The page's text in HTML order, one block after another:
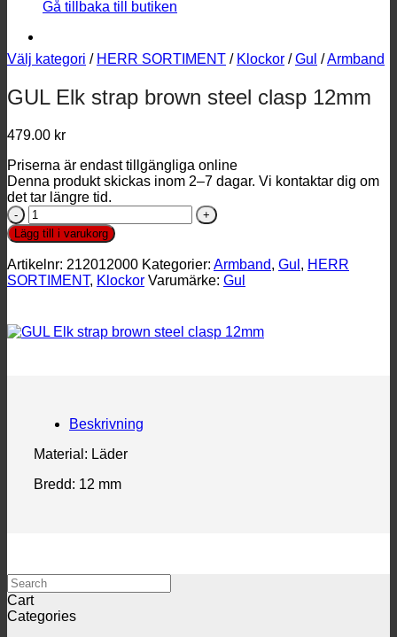
Gå tillbaka till butiken
Välj kategori / HERR SORTIMENT / Klockor / Gul /Armband
GUL Elk strap brown steel clasp 12mm
479.00 kr
Priserna är endast tillgängliga online
Denna produkt skickas inom 2–7 dagar. Vi kontaktar dig om
det tar längre tid.
GUL
Elk
strap
brown
steel
clasp
mängd
Lägg till i varukorg
Artikelnr: 212012000 Kategorier: Armband, Gul , HERR
SORTIMENT, Klockor Varumärke: Gul
Beskrivning
Material: Läder
Bredd: 12 mm
Search
Cart
Categories